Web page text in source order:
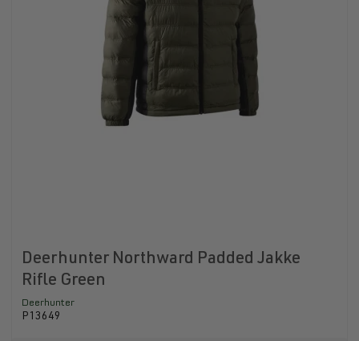
Deerhunter Northward Padded Jakke
Rifle Green
Deerhunter
P13649